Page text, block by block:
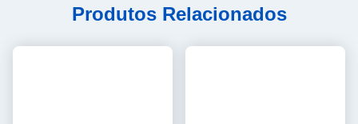
Produtos Relacionados